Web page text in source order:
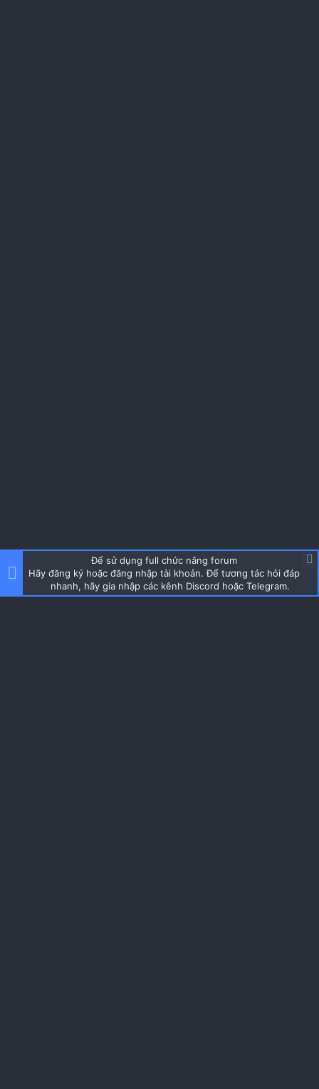
Để sử dụng full chức năng forum
Hãy đăng ký hoặc đăng nhập tài khoản. Để tương tác hỏi đáp
nhanh, hãy gia nhập các kênh Discord hoặc Telegram.